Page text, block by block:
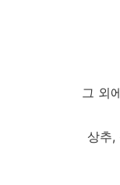
그 외
상추,